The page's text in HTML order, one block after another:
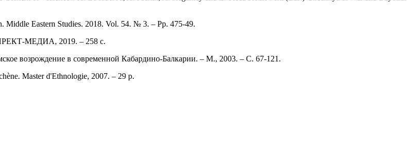
Middle Eastern Studies. 2018. Vol. 54. № 3. – Pp. 475-49.
МЕДИА, 2019. – 258 с.
возрождение в современной Кабардино-Балкарии. – М., 2003. – С. 67-121.
Master d'Ethnologie, 2007. – 29 p.